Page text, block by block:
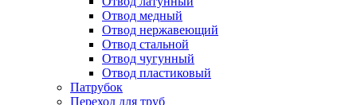
Отвод медный
Отвод нержавеющий
Отвод стальной
Отвод чугунный
Отвод пластиковый
Патрубок
Переход для труб